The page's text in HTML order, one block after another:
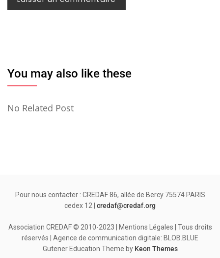
You may also like these
No Related Post
Pour nous contacter : CREDAF 86, allée de Bercy 75574 PARIS
cedex 12 | credaf@credaf.org
Association CREDAF © 2010-2023 | Mentions Légales | Tous droits
réservés | Agence de communication digitale: BLOB.BLUE
Gutener Education Theme by Keon Themes